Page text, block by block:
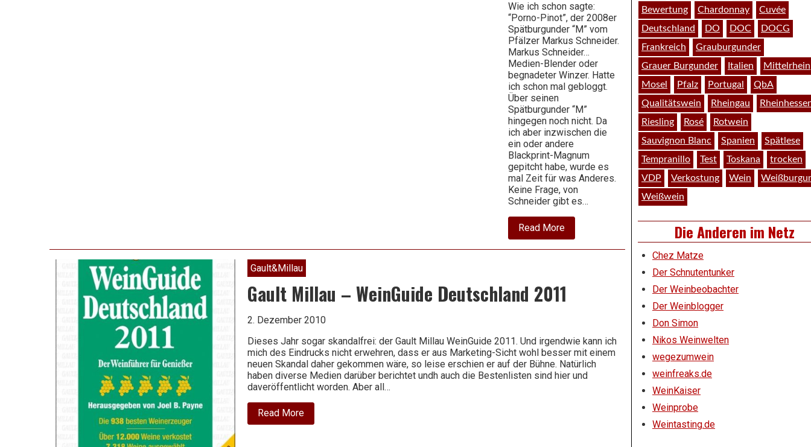
Wie ich schon sagte:
“Porno-Pinot”, der 2008er
Spätburgunder “M” vom
Pfälzer Markus Schneider.
Markus Schneider…
Medien-Blender oder
begnadeter Winzer. Hatte
ich schon mal gebloggt.
Über seinen
Spätburgunder “M”
hingegen noch nicht. Da
ich aber inzwischen die
ein oder andere
Blackprint-Magnum
gepitcht habe, wurde es
mal Zeit für was Anderes.
Keine Frage, von
Schneider gibt es…
Read Moreabout
2008
Spätburgunder
Schneider
Gault&Millau
Gault Millau – WeinGuide Deutschland 2011
2. Dezember 2010
Dieses Jahr sogar skandalfrei: der Gault Millau WeinGuide 2011. Und irgendwie kann ich
mich des Eindrucks nicht erwehren, dass er aus Marketing-Sicht wohl besser mit einem
neuen Skandal daher gekommen wäre, so leise erschien er auf der Bühne. Natürlich
haben diverse Medien darüber berichtet undh auch die Bestenlisten sind hier und
daveröffentlicht worden. Aber all…
Read Moreabout
Gault
Bewertung
Chardonnay
Cuvée
Deutschland
DO DOC
DOCG
Frankreich
Grauburgunder
Grauer Burgunder
Italien
Mittelrhein
Mosel
Pfalz Portugal
QbA
Qualitätswein
Rheingau
Riesling
Rosé
Rotwein
Sauvignon Blanc
Spanien
Spätlese
Tempranillo
Test Toskana
trocken
VDP
Verkostung Wein
Weißwein
Die Anderen im Netz
Chez Matze
Der Schnutentunker
Der Weinbeobachter
Der Weinblogger
Don Simon
Nikos Weinwelten
wegezumwein
weinfreaks.de
WeinKaiser
Weinprobe
Weintasting.de